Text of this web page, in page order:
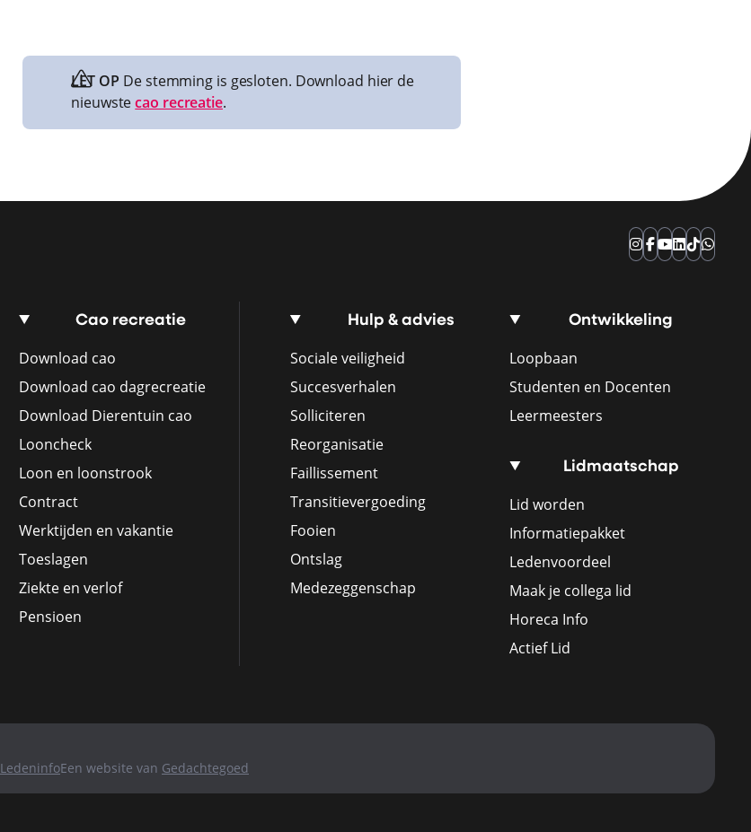
LET OP De stemming is gesloten. Download hier de
nieuwstecao recreatie.
Cao recreatie
Download cao
Download cao dagrecreatie
Download Dierentuin cao
Looncheck
Loon en loonstrook
Contract
Werktijden en vakantie
Toeslagen
Ziekte en verlof
Pensioen
Hulp & advies
Sociale veiligheid
Succesverhalen
Solliciteren
Reorganisatie
Faillissement
Transitievergoeding
Fooien
Ontslag
Medezeggenschap
Ontwikkeling
Loopbaan
Studenten en Docenten
Leermeesters
Lidmaatschap
Lid worden
Informatiepakket
Ledenvoordeel
Maak je collega lid
Horeca Info
Actief Lid
Instagram
Facebook
YouTube
LinkedIn
TikTok
LedeninfoEen website van Gedachtegoed